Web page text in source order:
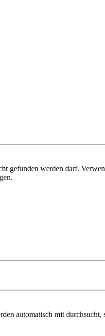
gefunden werden darf.
automatisch mit